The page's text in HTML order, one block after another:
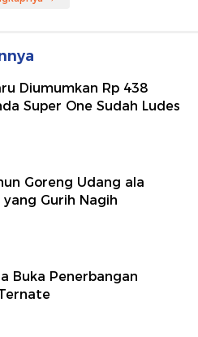
Diumumkan Rp 438
Super One Sudah Ludes
Goreng Udang ala
Gurih Nagih
Buka Penerbangan